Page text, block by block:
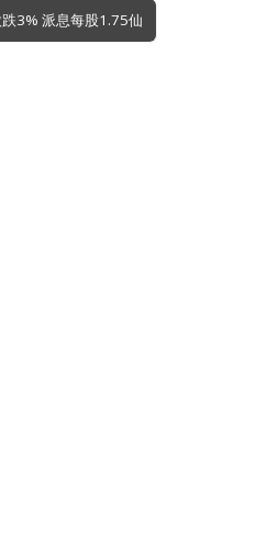
3% 派息每股1.75仙